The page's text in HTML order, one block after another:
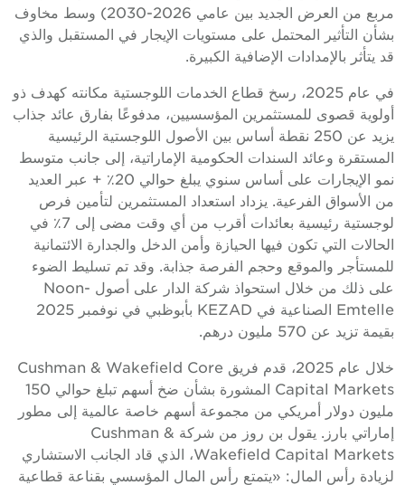
مربع من العرض الجديد بين عامي 2026-2030) وسط مخاوف
بشأن التأثير المحتمل على مستويات الإيجار في المستقبل والذي
قد يتأثر بالإمدادات الإضافية الكبيرة.
في عام 2025، رسخ قطاع الخدمات اللوجستية مكانته كهدف ذو
أولوية قصوى للمستثمرين المؤسسيين، مدفوعًا بفارق عائد جذاب
يزيد عن 250 نقطة أساس بين الأصول اللوجستية الرئيسية
المستقرة وعائد السندات الحكومية الإماراتية، إلى جانب متوسط
نمو الإيجارات على أساس سنوي يبلغ حوالي 20٪ + عبر العديد
من الأسواق الفرعية. يزداد استعداد المستثمرين لتأمين فرص
لوجستية رئيسية بعائدات أقرب من أي وقت مضى إلى 7٪ في
الحالات التي تكون فيها الحيازة وأمن الدخل والجدارة الائتمانية
للمستأجر والموقع وحجم الفرصة جذابة. وقد تم تسليط الضوء
على ذلك من خلال استحواذ شركة الدار على أصول Noon-
Emtelle الصناعية في KEZAD بأبوظبي في نوفمبر 2025
بقيمة تزيد عن 570 مليون درهم.
خلال عام 2025، قدم فريق Cushman & Wakefield Core
Capital Markets المشورة بشأن ضخ أسهم تبلغ حوالي 150
مليون دولار أمريكي من مجموعة أسهم خاصة عالمية إلى مطور
إماراتي بارز. يقول بن روز من شركة Cushman &
Wakefield Capital Markets، الذي قاد الجانب الاستشاري
لزيادة رأس المال: «يتمتع رأس المال المؤسسي بقناعة قطاعية